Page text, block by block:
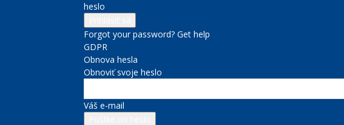
heslo
Forgot your password? Get help
GDPR
Obnova hesla
Obnoviť svoje heslo
Váš e-mail